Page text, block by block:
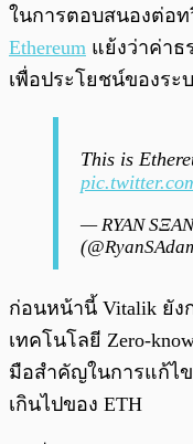
ในการตอบสนองต่อท
Ethereum แย้งว่าค่าธ
เพื่อประโยชน์ของระ
This is
— RYAN
ก่อนหน้านี้ Vitalik ยัง
เทคโนโลยี Zero-
มือสำคัญในการแก้ไ
เกินไปของ ETH